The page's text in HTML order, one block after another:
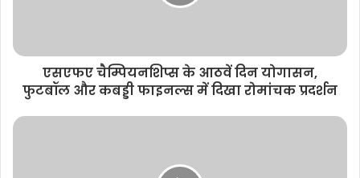
एसएफए चैम्पियनशिप्स के आठवें दिन योगासन,
फुटबॉल और कबड्डी फाइनल्स में दिखा रोमांचक प्रदर्शन